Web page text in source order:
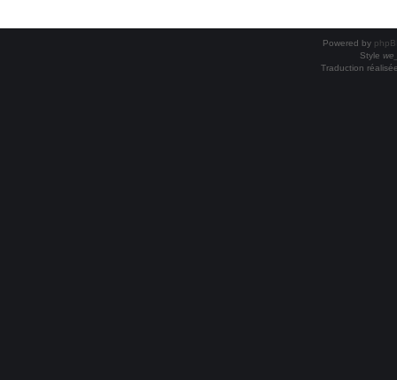
Powered by
Style
Traduction